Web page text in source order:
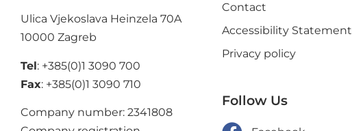
Ulica Vjekoslava Heinzela 70A
10000 Zagreb
Tel: +385(0)1 3090 700
Fax: +385(0)1 3090 710
Company number: 2341808
Contact
Accessibility Statement
Privacy policy
Follow Us